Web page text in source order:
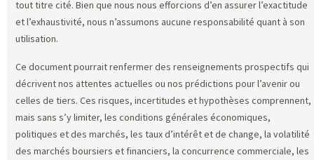
tout titre cité. Bien que nous nous efforcions d’en assurer l’exactitude
et l’exhaustivité, nous n’assumons aucune responsabilité quant à son
utilisation.
Ce document pourrait renfermer des renseignements prospectifs qui
décrivent nos attentes actuelles ou nos prédictions pour l’avenir ou
celles de tiers. Ces risques, incertitudes et hypothèses comprennent,
mais sans s’y limiter, les conditions générales économiques,
politiques et des marchés, les taux d’intérêt et de change, la volatilité
des marchés boursiers et financiers, la concurrence commerciale, les